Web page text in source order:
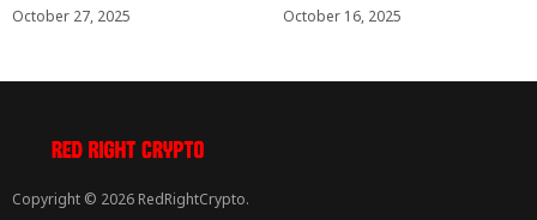
October 27, 2025
October 16, 2025
Copyright © 2026 RedRightCrypto.